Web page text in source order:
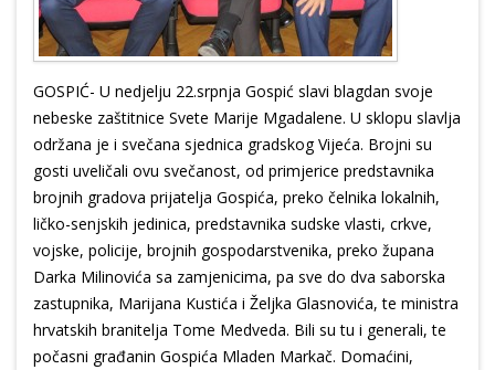
GOSPIĆ- U nedjelju 22.srpnja Gospić slavi blagdan svoje
nebeske zaštitnice Svete Marije Mgadalene. U sklopu slavlja
održana je i svečana sjednica gradskog Vijeća. Brojni su
gosti uveličali ovu svečanost, od primjerice predstavnika
brojnih gradova prijatelja Gospića, preko čelnika lokalnih,
ličko-senjskih jedinica, predstavnika sudske vlasti, crkve,
vojske, policije, brojnih gospodarstvenika, preko župana
Darka Milinovića sa zamjenicima, pa sve do dva saborska
zastupnika, Marijana Kustića i Željka Glasnovića, te ministra
hrvatskih branitelja Tome Medveda. Bili su tu i generali, te
počasni građanin Gospića Mladen Markač. Domaćini,